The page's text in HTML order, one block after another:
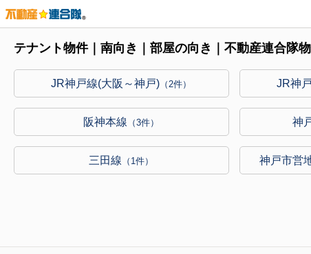
テナント物件｜南向き｜部屋の向き｜不動産連合隊
JR神戸線(大阪～神戸) （2件） JR神
阪神本線 （3件） 神
三田線 （1件） 神戸市営